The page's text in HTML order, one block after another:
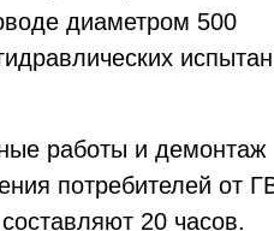
диаметром 500
работы и демонтаж
потребителей от
20 часов.